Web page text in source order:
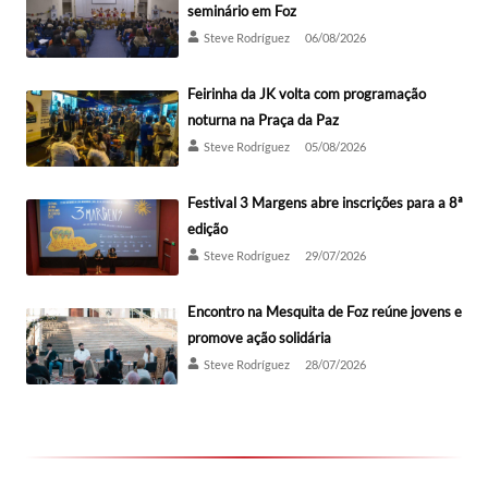
seminário em Foz
Steve Rodríguez 06/08/2026
Feirinha da JK volta com programação
noturna na Praça da Paz
Steve Rodríguez 05/08/2026
Festival 3 Margens abre inscrições para a 8ª
edição
Steve Rodríguez 29/07/2026
Encontro na Mesquita de Foz reúne jovens e
promove ação solidária
Steve Rodríguez 28/07/2026